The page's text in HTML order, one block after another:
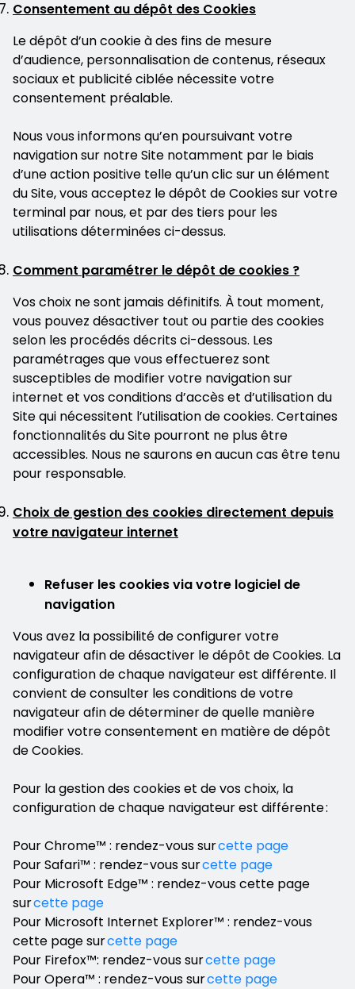
Consentement au dépôt des Cookies
Le dépôt d’un cookie à des fins de mesure
d’audience, personnalisation de contenus, réseaux
sociaux et publicité ciblée nécessite votre
consentement préalable.
Nous vous informons qu’en poursuivant votre
navigation sur notre Site notamment par le biais
d’une action positive telle qu’un clic sur un élément
du Site, vous acceptez le dépôt de Cookies sur votre
terminal par nous, et par des tiers pour les
utilisations déterminées ci-dessus.
Comment paramétrer le dépôt de cookies ?
Vos choix ne sont jamais définitifs. À tout moment,
vous pouvez désactiver tout ou partie des cookies
selon les procédés décrits ci-dessous. Les
paramétrages que vous effectuerez sont
susceptibles de modifier votre navigation sur
internet et vos conditions d’accès et d’utilisation du
Site qui nécessitent l’utilisation de cookies. Certaines
fonctionnalités du Site pourront ne plus être
accessibles. Nous ne saurons en aucun cas être tenu
pour responsable.
Choix de gestion des cookies directement depuis
votre navigateur internet
Refuser les cookies via votre logiciel de
navigation
Vous avez la possibilité de configurer votre
navigateur afin de désactiver le dépôt de Cookies. La
configuration de chaque navigateur est différente. Il
convient de consulter les conditions de votre
navigateur afin de déterminer de quelle manière
modifier votre consentement en matière de dépôt
de Cookies.
Pour la gestion des cookies et de vos choix, la
configuration de chaque navigateur est différente :
Pour Chrome™ : rendez-vous surcette page
Pour Safari™ : rendez-vous surcette page
Pour Microsoft Edge™ : rendez-vous cette page
surcette page
Pour Microsoft Internet Explorer™ : rendez-vous
cette page surcette page
Pour Firefox™: rendez-vous surcette page
Pour Opera™ : rendez-vous surcette page